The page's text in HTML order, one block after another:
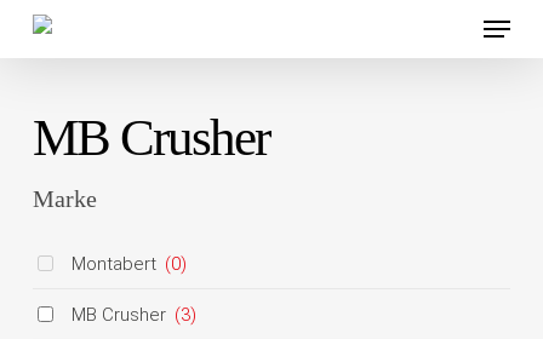
Skip
to
content
Menü
MB Crusher
Marke
Montabert (0)
MB Crusher (3)